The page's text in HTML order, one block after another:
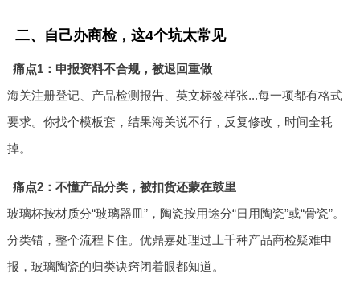
二、自己办商检，这4个坑太常见
痛点1：申报资料不合规，被退回重做
海关注册登记、产品检测报告、英文标签样张...每一项都有格式
要求。你找个模板套，结果海关说不行，反复修改，时间全耗
掉。
痛点2：不懂产品分类，被扣货还蒙在鼓里
玻璃杯按材质分“玻璃器皿”，陶瓷按用途分“日用陶瓷”或“骨瓷”。
分类错，整个流程卡住。优鼎嘉处理过上千种产品商检疑难申
报，玻璃陶瓷的归类诀窍闭着眼都知道。